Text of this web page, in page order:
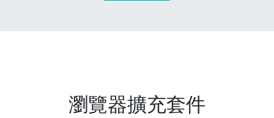
瀏覽器擴充套件